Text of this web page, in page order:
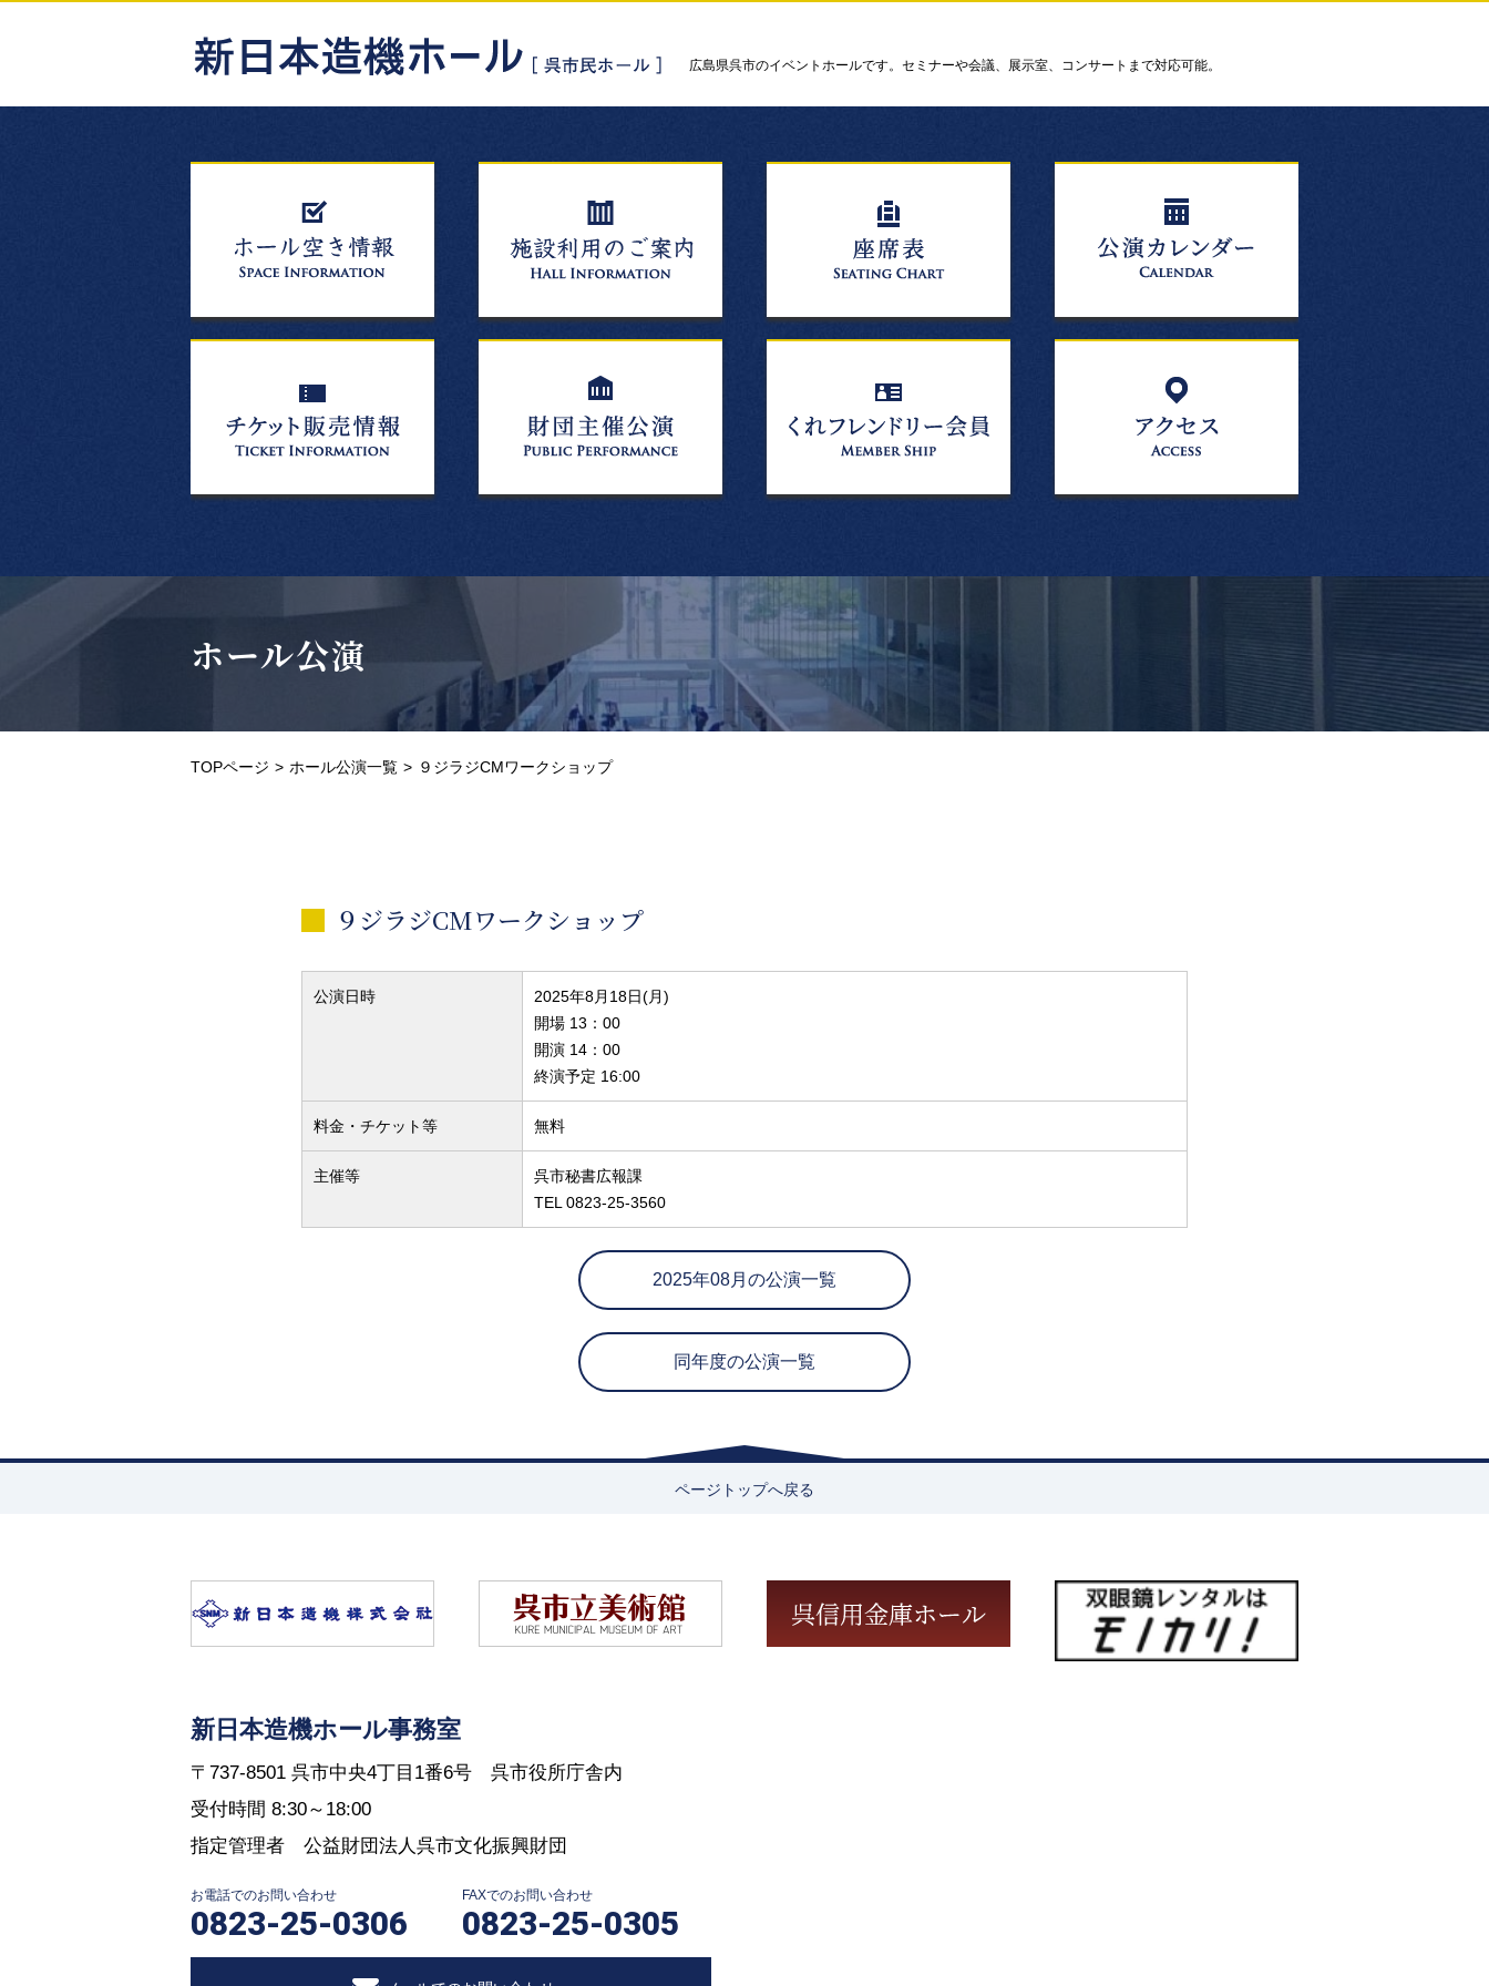
広島県呉市のイベントホールです。セミナーや会議、展示室、コンサートまで対応可能。
ホール公演
TOPページ ホール公演一覧 ９ジラジCMワークショップ
９ジラジCMワークショップ
公演日時
2025年8月18日(月)
開場 13：00
開演 14：00
終演予定 16:00
料金・チケット等 無料
主催等
呉市秘書広報課
TEL 0823-25-3560
2025年08月の公演一覧
同年度の公演一覧
ページトップへ戻る
新日本造機ホール事務室
〒737-8501 呉市中央4丁目1番6号 呉市役所庁舎内
受付時間 8:30～18:00
指定管理者 公益財団法人呉市文化振興財団
お電話でのお問い合わせ
0823-25-0306
FAXでのお問い合わせ
0823-25-0305